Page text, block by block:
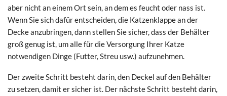
aber nicht an einem Ort sein, an dem es feucht oder nass ist.
Wenn Sie sich dafür entscheiden, die Katzenklappe an der
Decke anzubringen, dann stellen Sie sicher, dass der Behälter
groß genug ist, um alle für die Versorgung Ihrer Katze
notwendigen Dinge (Futter, Streu usw.) aufzunehmen.
Der zweite Schritt besteht darin, den Deckel auf den Behälter
zu setzen, damit er sicher ist. Der nächste Schritt besteht darin,